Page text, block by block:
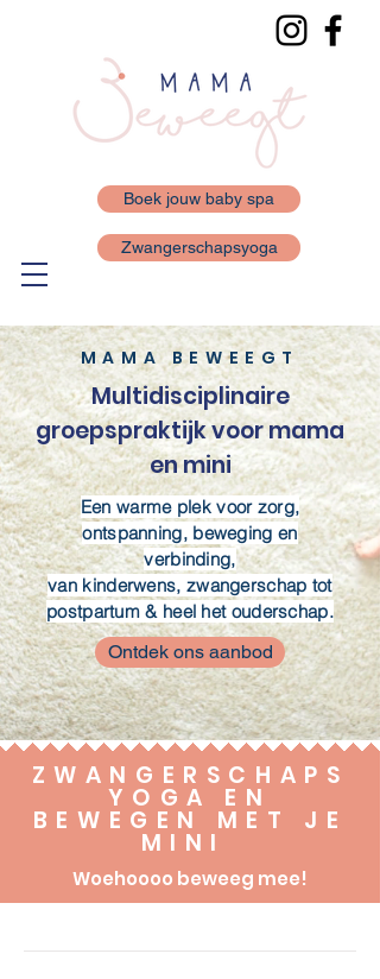
Boek jouw baby spa
Zwangerschapsyoga
MAMA BEWEEGT
Multidisciplinaire
groepspraktijk voor mama
en mini
Een warme plek voor zorg,
ontspanning, beweging en
verbinding,
van kinderwens, zwangerschap tot
postpartum & heel het ouderschap.
Ontdek ons aanbod
ZWANGERSCHAPS
YOGA EN
BEWEGEN MET JE
MINI
Woehoooo beweeg mee!